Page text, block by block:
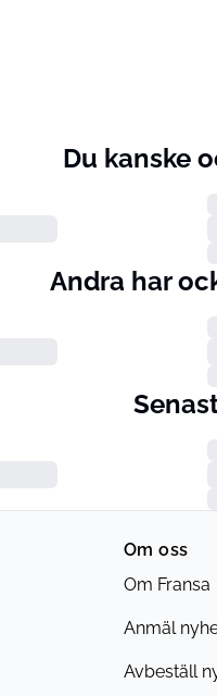
Du kanske
Andra har
Om oss
Om Fransa
Anmäl
Avbeställ